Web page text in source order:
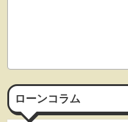
ローンコラム